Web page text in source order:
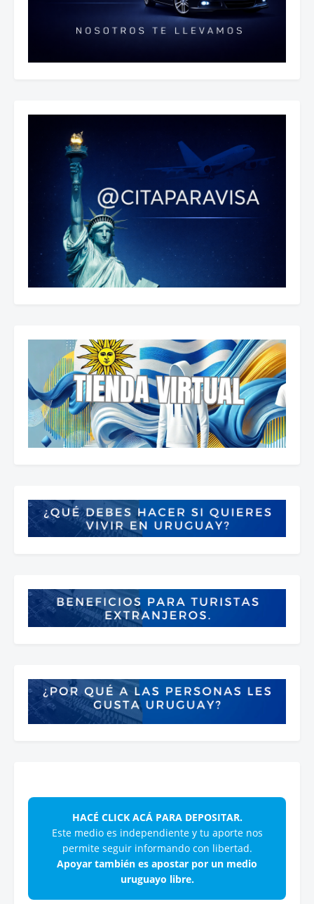
HACÉ CLICK ACÁ PARA DEPOSITAR.
Este medio es independiente y tu aporte nos
permite seguir informando con libertad.
Apoyar también es apostar por un medio
uruguayo libre.